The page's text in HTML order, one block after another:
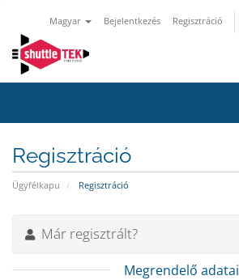
Magyar Bejelentkezés Regisztráció
Regisztráció
Ügyfélkapu Regisztráció
Már regisztrált?
Megrendelő adatai